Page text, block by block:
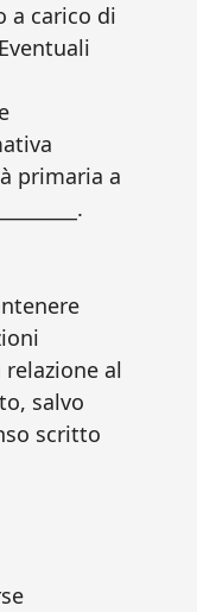
a carico di
Eventuali
primaria a
al
salvo
scritto